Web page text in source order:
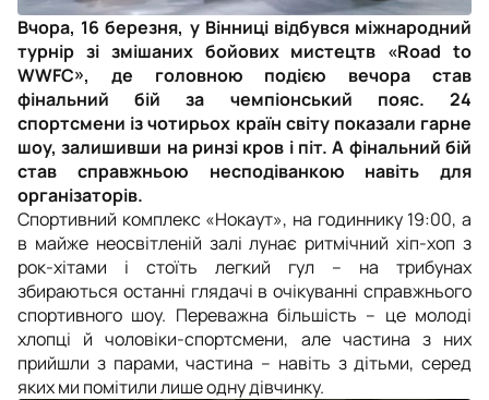
Вчора, 16 березня, у Вінниці відбувся міжнародний
турнір зі змішаних бойових мистецтв «Road to
WWFC», де головною подією вечора став
фінальний бій за чемпіонський пояс. 24
спортсмени із чотирьох країн світу показали гарне
шоу, залишивши на ринзі кров і піт. А фінальний бій
став справжньою несподіванкою навіть для
організаторів.
Спортивний комплекс «Нокаут», на годиннику 19:00, а
в майже неосвітленій залі лунає ритмічний хіп-хоп з
рок-хітами і стоїть легкий гул – на трибунах
збираються останні глядачі в очікуванні справжнього
спортивного шоу. Переважна більшість – це молоді
хлопці й чоловіки-спортсмени, але частина з них
прийшли з парами, частина – навіть з дітьми, серед
яких ми помітили лише одну дівчинку.